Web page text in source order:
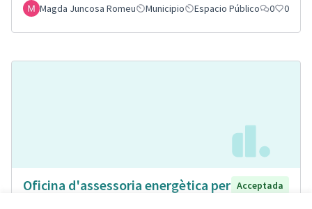
Magda Juncosa Romeu
Municipio Espacio Público 0 0
Oficina d'assessoria energètica per Acceptada